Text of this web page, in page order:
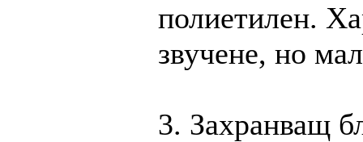
полиетилен.
звучене, но
3. Захранващ